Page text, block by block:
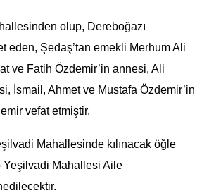
olup, Dereboğazı
eden, Şedaş’tan emekli Merhum Ali
ve Fatih Özdemir’in annesi, Ali
İsmail, Ahmet ve Mustafa Özdemir’in
vefat etmiştir.
Mahallesinde kılınacak öğle
Yeşilvadi Mahallesi Aile